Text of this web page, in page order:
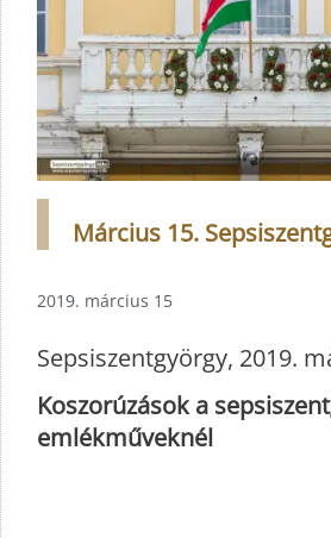
Március 15.
2019. március 15
Sepsiszentgyörgy, 2019.
Koszorúzások a
emlékműveknél